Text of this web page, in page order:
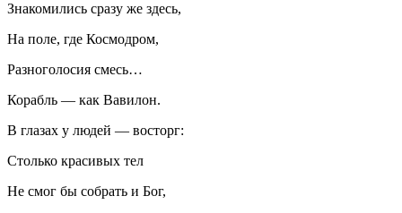
Знакомились сразу же здесь,
На поле, где Космодром,
Разноголосия смесь…
Корабль — как Вавилон.
В глазах у людей — восторг:
Столько красивых тел
Не смог бы собрать и Бог,